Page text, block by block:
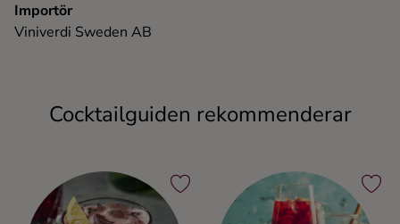
Importör
Viniverdi Sweden AB
Cocktailguiden rekommenderar